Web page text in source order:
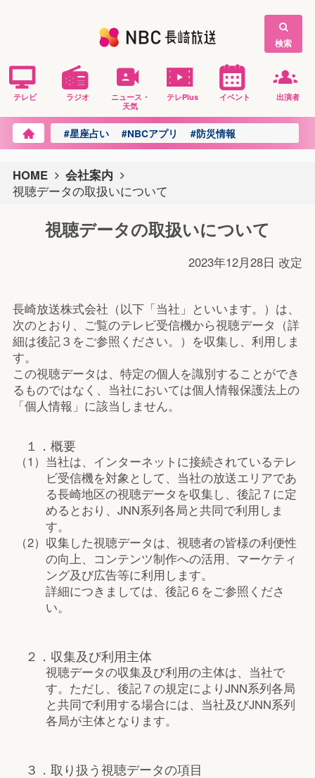
検索
テレビ ラジオ
ニュース・
天気
テレPlus イベント 出演者
#星座占い #NBCアプリ #防災情報
HOME
会社案内
視聴データの取扱いについて
視聴データの取扱いについて
2023年12月28日 改定
長崎放送株式会社（以下「当社」といいます。）は、
次のとおり、ご覧のテレビ受信機から視聴データ（詳
細は後記３をご参照ください。）を収集し、利用しま
す。
この視聴データは、特定の個人を識別することができ
るものではなく、当社においては個人情報保護法上の
「個人情報」に該当しません。
１．概要
（1） 当社は、インターネットに接続されているテレ
ビ受信機を対象として、当社の放送エリアであ
る長崎地区の視聴データを収集し、後記７に定
めるとおり、JNN系列各局と共同で利用しま
す。
（2） 収集した視聴データは、視聴者の皆様の利便性
の向上、コンテンツ制作への活用、マーケティ
ング及び広告等に利用します。
詳細につきましては、後記６をご参照くださ
い。
２．収集及び利用主体
視聴データの収集及び利用の主体は、当社で
す。ただし、後記７の規定によりJNN系列各局
と共同で利用する場合には、当社及びJNN系列
各局が主体となります。
３．取り扱う視聴データの項目